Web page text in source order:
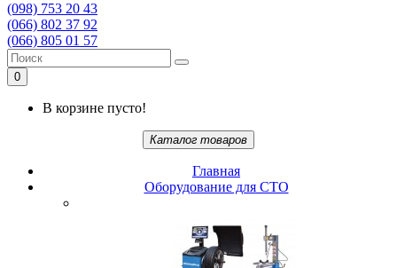
(098) 753 20 43
(066) 802 37 92
(066) 805 01 57
0
В корзине пусто!
Каталог товаров
Главная
Oбopудoвaниe для CTO